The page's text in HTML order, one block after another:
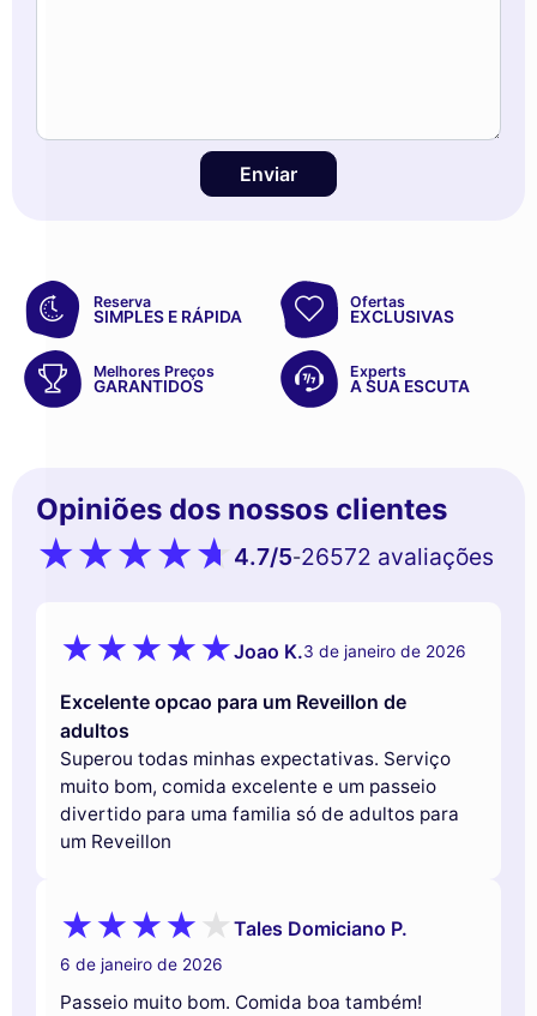
Enviar
Reserva
SIMPLES E RÁPIDA
Ofertas
EXCLUSIVAS
Melhores Preços
GARANTIDOS
Experts
A SUA ESCUTA
Opiniões dos nossos clientes
4.7/5-26572 avaliações
Joao K.3 de janeiro de 2026
Excelente opcao para um Reveillon de
adultos
Superou todas minhas expectativas. Serviço
muito bom, comida excelente e um passeio
divertido para uma familia só de adultos para
um Reveillon
Tales Domiciano P.
6 de janeiro de 2026
Passeio muito bom. Comida boa também!